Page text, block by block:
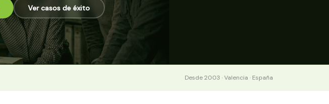
Ver casos de éxito
Desde 2003 · Valencia · España